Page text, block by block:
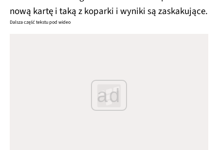
nową kartę i taką z koparki i wyniki są zaskakujące.
Dalsza część tekstu pod wideo
ad